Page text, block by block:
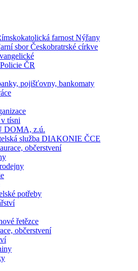
farnost Nýřany
sbor Českobratrské církve
ČR
pojišťovny, bankomaty
tísni
DOMA, z.ú.
služba DIAKONIE ČCE
občerstvení
potřeby
řetězce
občerstvení